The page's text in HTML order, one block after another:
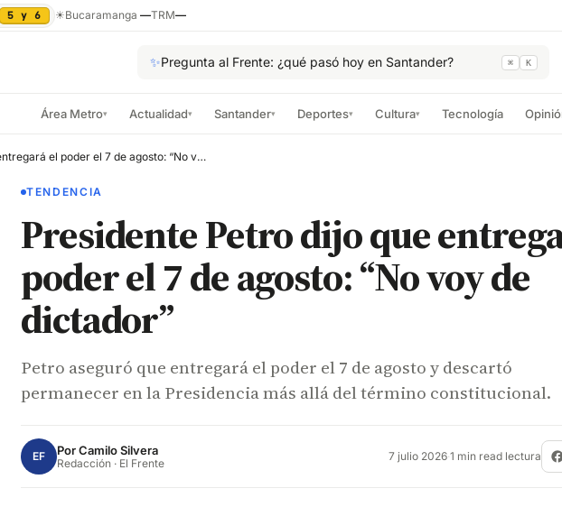
5 y 6 ☀Bucaramanga —TRM—
✨Pregunta al Frente: ¿qué pasó hoy en Santander? ⌘ K
Área Metro▾ Actualidad▾ Santander▾ Deportes▾ Cultura▾ Tecnología
Presidente Petro dijo que entregará el poder el 7 de agosto: “No voy de dictador”
TENDENCIA
Presidente Petro dijo que
poder el 7 de agosto: “No voy de
dictador”
Petro aseguró que entregará el poder el 7 de agosto y descartó
permanecer en la Presidencia más allá del término constitucional.
EF PorCamilo Silvera
Redacción · El Frente 7 julio 2026·1 min read lectura